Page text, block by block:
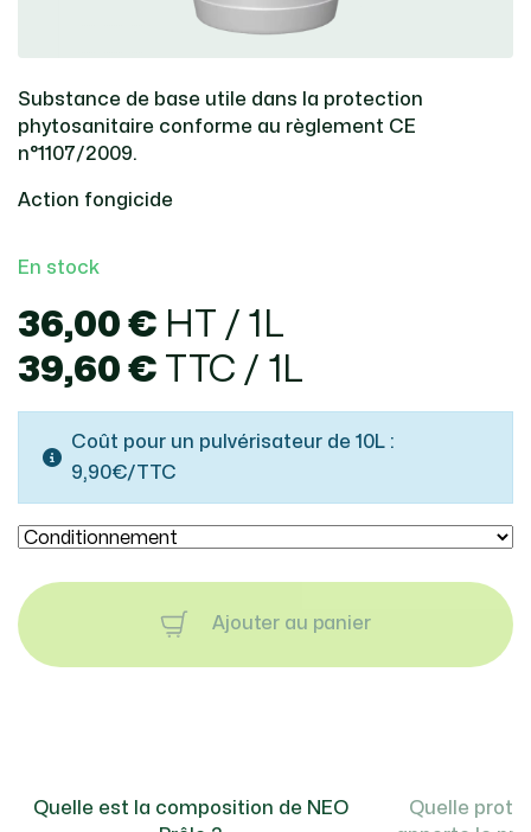
Substance de base utile dans la protection
phytosanitaire conforme au règlement CE
n°1107/2009.
Action fongicide
En stock
36,00 € HT / 1L
39,60 € TTC / 1L
Coût pour un pulvérisateur de 10L :
9,90€/TTC
Ajouter au panier
Quelle est la composition de NEO
Quelle